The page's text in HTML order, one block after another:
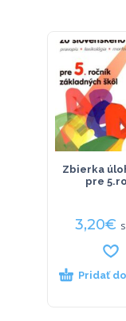
Zbierka
pre
3,20€
Pridať